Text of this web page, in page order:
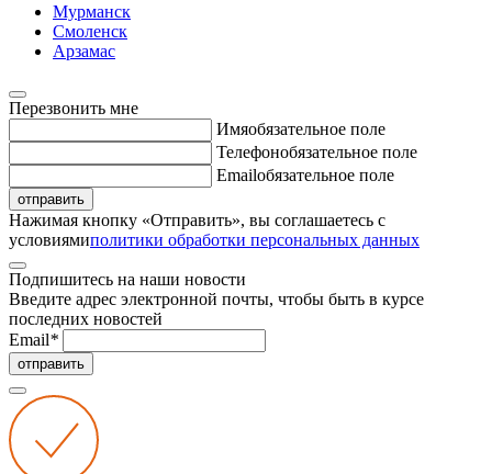
Мурманск
Смоленск
Арзамас
Перезвонить мне
Имяобязательное поле
Телефонобязательное поле
Emailобязательное поле
отправить
Нажимая кнопку «Отправить», вы соглашаетесь с
условиямиполитики обработки персональных данных
Подпишитесь на наши новости
Введите адрес электронной почты, чтобы быть в курсе
последних новостей
Email*
отправить